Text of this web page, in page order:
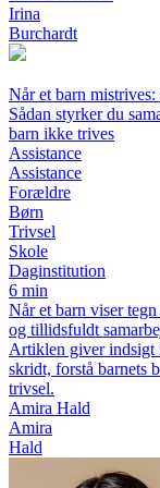
Irina
Burchardt
Når et barn
Sådan styrker du
barn ikke trives
Assistance
Assistance
Forældre
Børn
Trivsel
Skole
Daginstitution
6 min
Når et barn viser
og tillidsfuldt
Artiklen giver indsigt
skridt, forstå barnets
trivsel.
Amira Hald
Amira
Hald